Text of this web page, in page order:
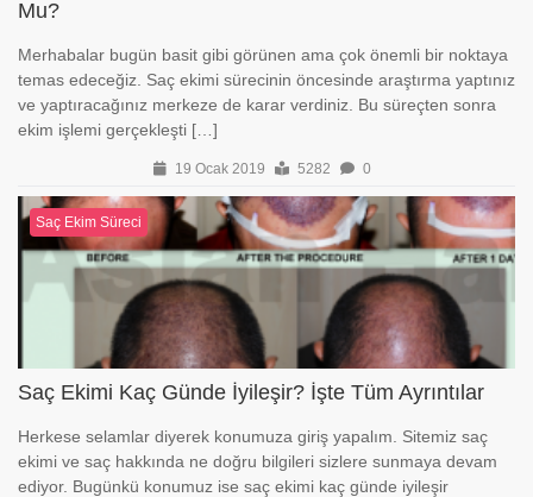
Mu?
Merhabalar bugün basit gibi görünen ama çok önemli bir noktaya
temas edeceğiz. Saç ekimi sürecinin öncesinde araştırma yaptınız
ve yaptıracağınız merkeze de karar verdiniz. Bu süreçten sonra
ekim işlemi gerçekleşti […]
19 Ocak 2019 5282 0
Saç Ekim Süreci
Saç Ekimi Kaç Günde İyileşir? İşte Tüm Ayrıntılar
Herkese selamlar diyerek konumuza giriş yapalım. Sitemiz saç
ekimi ve saç hakkında ne doğru bilgileri sizlere sunmaya devam
ediyor. Bugünkü konumuz ise saç ekimi kaç günde iyileşir